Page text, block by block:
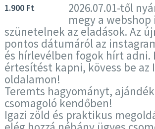
1.900 Ft
2026.07.01-től
megy a
szünetelnek az eladások. Az
pontos dátumáról az
és hírlevélben fogok hírt adni.
értesítést kapni, kövess be az
oldalamon!
Teremts hagyományt,
csomagoló kendőben!
Igazi zöld és praktikus